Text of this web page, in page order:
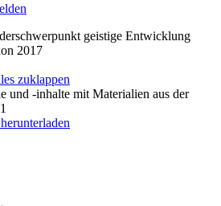
geistige Entwicklung
2017
zuklappen
und -inhalte mit Materialien aus der